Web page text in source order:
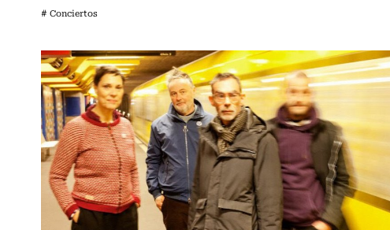
# Conciertos